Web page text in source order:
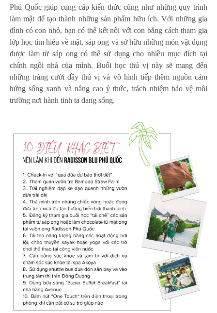
Phú Quốc giúp cung cấp kiến thức cũng như những quy trình
làm mật để tạo thành những sản phẩm hữu ích. Với những gia
đình có con nhỏ, bạn có thể kết nối với con bằng cách tham gia
lớp học tìm hiểu về mật, sáp ong và sở hữu những món vật dụng
được làm từ sáp ong có thể sử dụng cho nhiều mục đích tại
chính ngôi nhà của mình. Buổi học thú vị này sẽ mang đến
những tràng cười đầy thú vị và vô hình tiếp thêm nguồn cảm
hứng sống xanh và nâng cao ý thức, trách nhiệm bảo vệ môi
trường nơi hành tinh ta đang sống.